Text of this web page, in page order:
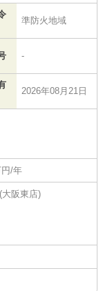
準防火地域
-
2026年08月21日
/年
阪東店)